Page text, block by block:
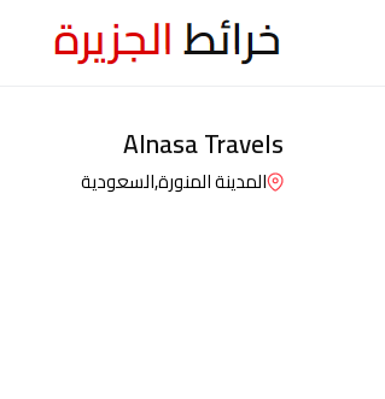
Alnasa Travels
المدينة المنورة,السعودية